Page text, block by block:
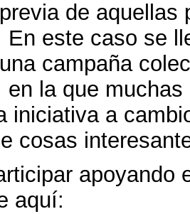
de aquellas
En este caso se
campaña
en la que muchas
iniciativa a
cosas
apoyando
aquí: